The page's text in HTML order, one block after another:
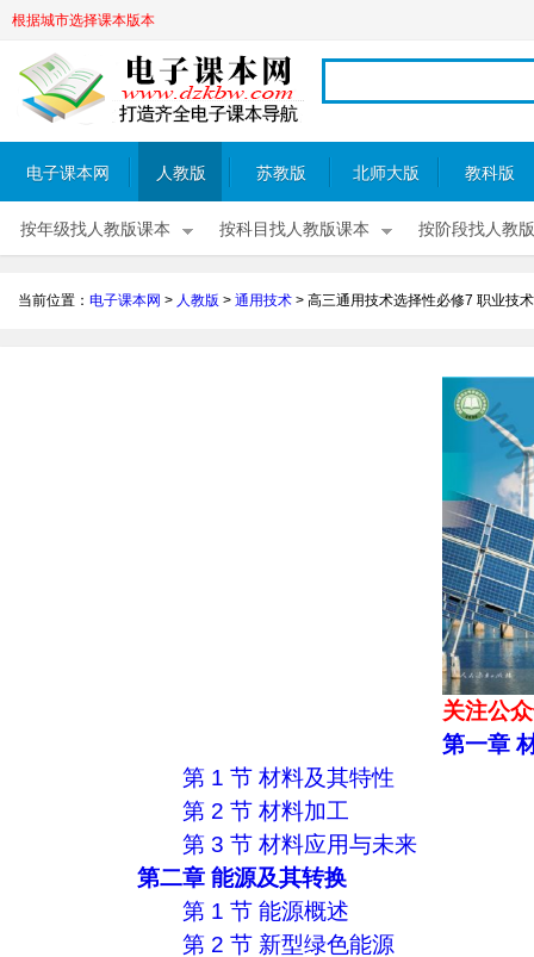
根据城市选择课本版本
电子课本网 人教版 苏教版 北师大版 教科版
按年级找人教版课本 按科目找人教版课本 按阶段找人教
当前位置： 电子课本网 > 人教版 > 通用技术 > 高三通用技术选择性必修7 职业技
关注公
第一章
第 1 节 材料及其特性
第 2 节 材料加工
第 3 节 材料应用与未来
第二章 能源及其转换
第 1 节 能源概述
第 2 节 新型绿色能源